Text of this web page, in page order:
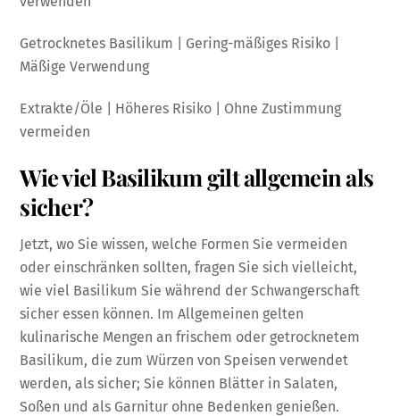
Getrocknetes Basilikum | Gering-mäßiges Risiko |
Mäßige Verwendung
Extrakte/Öle | Höheres Risiko | Ohne Zustimmung
vermeiden
Wie viel Basilikum gilt allgemein als
sicher?
Jetzt, wo Sie wissen, welche Formen Sie vermeiden
oder einschränken sollten, fragen Sie sich vielleicht,
wie viel Basilikum Sie während der Schwangerschaft
sicher essen können. Im Allgemeinen gelten
kulinarische Mengen an frischem oder getrocknetem
Basilikum, die zum Würzen von Speisen verwendet
werden, als sicher; Sie können Blätter in Salaten,
Soßen und als Garnitur ohne Bedenken genießen.